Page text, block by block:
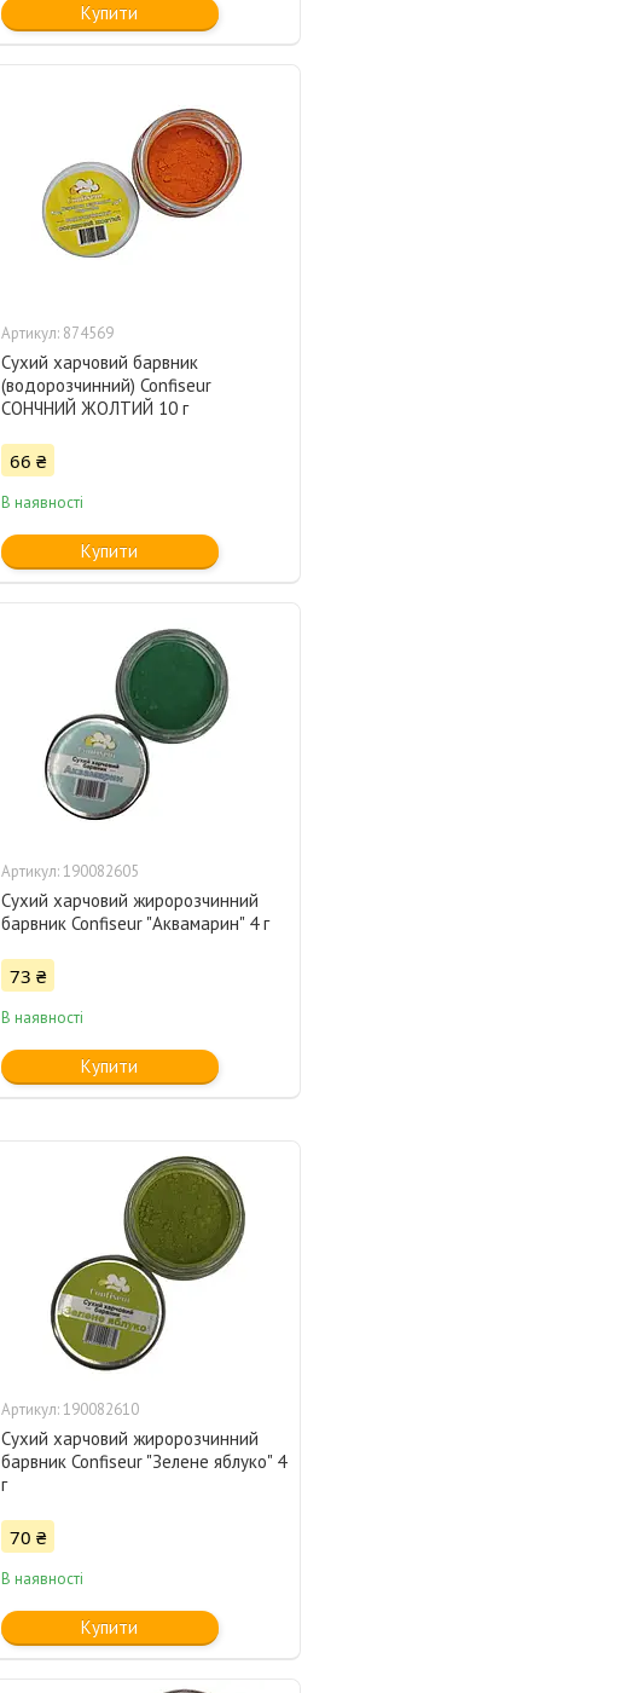
Купити
874569
Сухий харчовий барвник
(водорозчинний) Confiseur
СОНЧНИЙ ЖОЛТИЙ 10 г
66 ₴
В наявності
Купити
190082605
Сухий харчовий жиророзчинний
барвник Confiseur "Аквамарин" 4 г
73 ₴
В наявності
Купити
190082610
Сухий харчовий жиророзчинний
барвник Confiseur "Зелене яблуко" 4
г
70 ₴
В наявності
Купити